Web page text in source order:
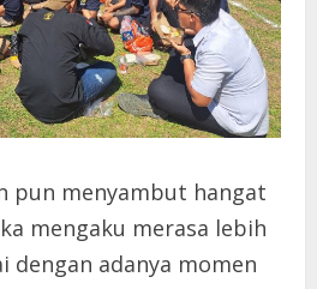
pun menyambut hangat
mengaku merasa lebih
dengan adanya momen